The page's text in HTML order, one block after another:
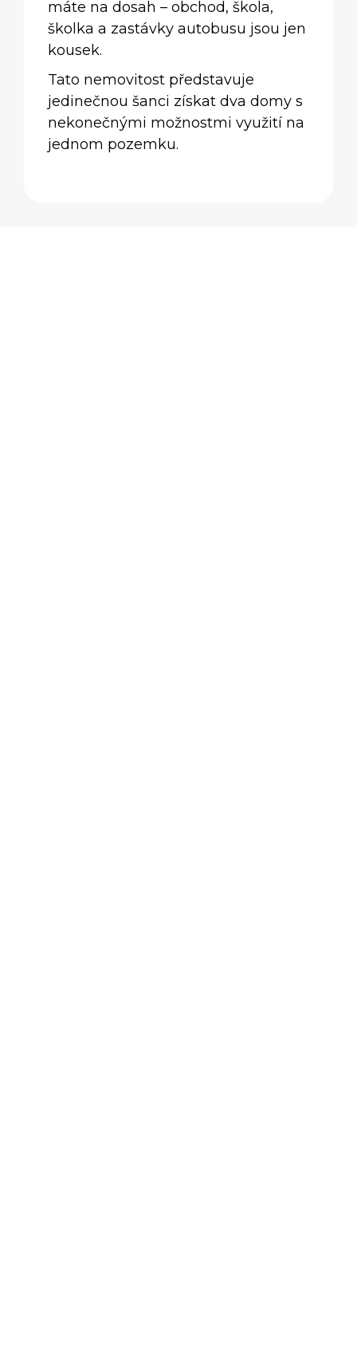
máte na dosah – obchod, škola,
školka a zastávky autobusu jsou jen
kousek.
Tato nemovitost představuje
jedinečnou šanci získat dva domy s
nekonečnými možnostmi využití na
jednom pozemku.